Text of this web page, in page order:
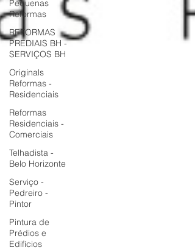
Pequenas
Reformas
REFORMAS
PREDIAIS BH -
SERVIÇOS BH
Originals
Reformas -
Residenciais
Reformas
Residenciais -
Comerciais
Telhadista -
Belo Horizonte
Serviço -
Pedreiro -
Pintor
Pintura de
Prédios e
Edifícios